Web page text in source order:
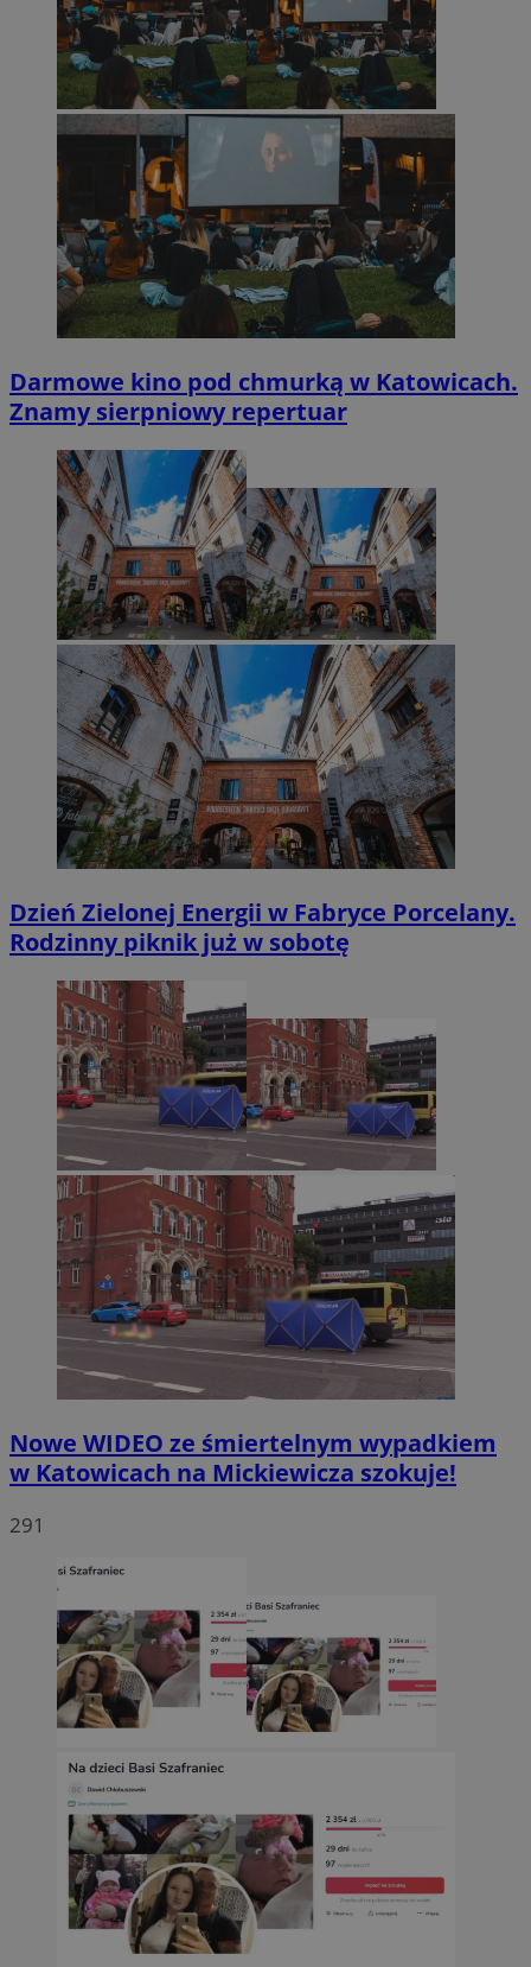
Darmowe kino pod chmurką w Katowicach.
Znamy sierpniowy repertuar
Dzień Zielonej Energii w Fabryce Porcelany.
Rodzinny piknik już w sobotę
Nowe WIDEO ze śmiertelnym wypadkiem
w Katowicach na Mickiewicza szokuje!
291